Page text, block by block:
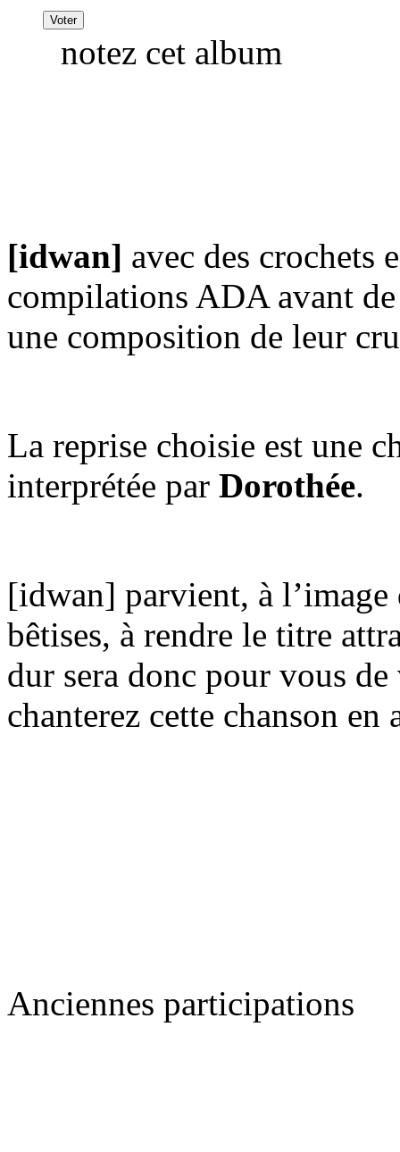
notez cet album
[idwan] avec des crochets
compilations ADA avant
une composition de leur
La reprise choisie est une
interprétée par Dorothée.
[idwan] parvient, à l’image
bêtises, à rendre le titre
dur sera donc pour vous
chanterez cette chanson en
Anciennes participations